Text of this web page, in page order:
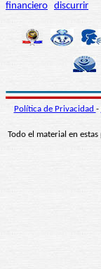
financiero discurrir
Política de Privacidad -
Todo el material en